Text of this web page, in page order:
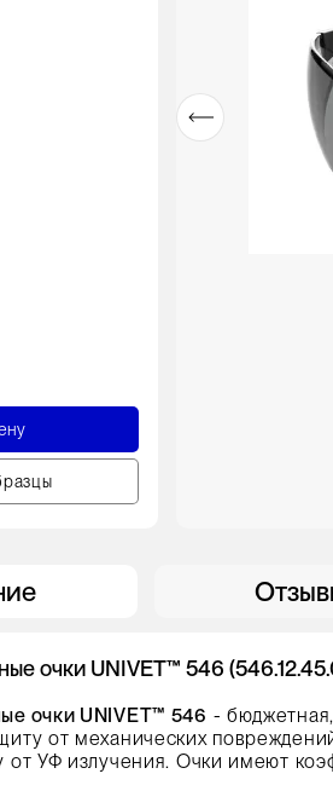
очки UNIVET™ 546
очки UNIVET™ 546 -
от механических
от УФ излучения. Очки имеют